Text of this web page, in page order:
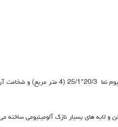
و لایه های بسیار نازک آلومینیومی ساخته